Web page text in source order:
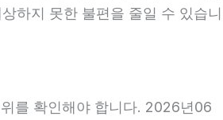
하지 못한 불편을 줄일 수 있습니
를 확인해야 합니다. 2026년06